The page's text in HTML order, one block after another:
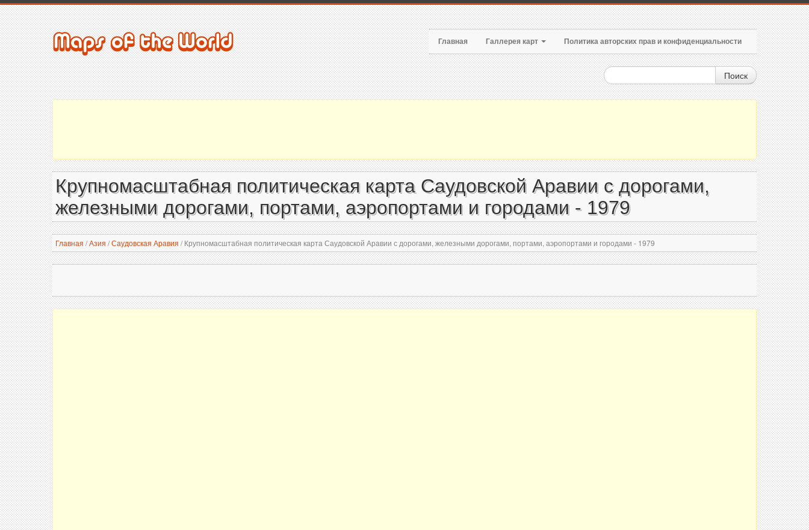
Главная Галлерея карт Политика авторских прав и конфиденциальности
Поиск
Крупномасштабная политическая карта Саудовской Аравии с дорогами,
железными дорогами, портами, аэропортами и городами - 1979
Главная /Азия /Саудовская Аравия /Крупномасштабная политическая карта Саудовской Аравии с дорогами, железными дорогами, портами, аэропортами и городами - 1979